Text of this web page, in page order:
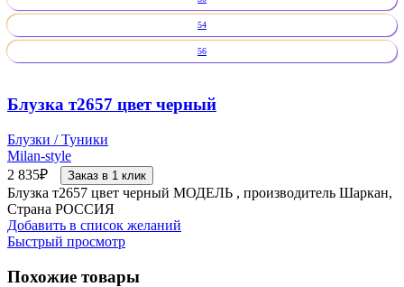
54
56
Блузка т2657 цвет черный
Блузки / Туники
Milan-style
2 835₽ Заказ в 1 клик
Блузка т2657 цвет черный МОДЕЛЬ , производитель Шаркан,
Страна РОССИЯ
Добавить в список желаний
Быстрый просмотр
Похожие товары